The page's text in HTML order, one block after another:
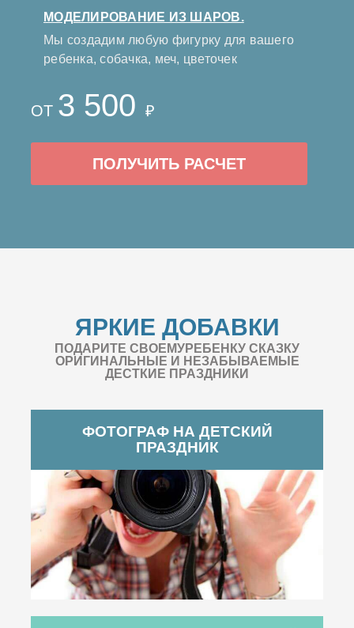
МОДЕЛИРОВАНИЕ ИЗ ШАРОВ.
Мы создадим любую фигурку для вашего
ребенка, собачка, меч, цветочек
ОТ 3 500 ₽
ПОЛУЧИТЬ РАСЧЕТ
ЯРКИЕ ДОБАВКИ
ПОДАРИТЕ СВОЕМУРЕБЕНКУ СКАЗКУ
ОРИГИНАЛЬНЫЕ И НЕЗАБЫВАЕМЫЕ
ДЕСТКИЕ ПРАЗДНИКИ
ФОТОГРАФ НА ДЕТСКИЙ
ПРАЗДНИК